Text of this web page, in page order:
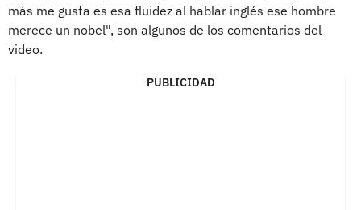
más me gusta es esa fluidez al hablar inglés ese hombre
merece un nobel", son algunos de los comentarios del
video.
PUBLICIDAD